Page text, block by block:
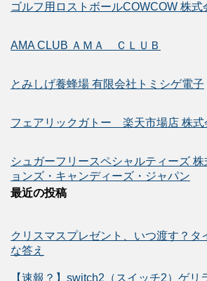
ゴルフ用ロストボールCOWCOW 株式
AMA CLUB ＡＭＡ ＣＬＵＢ
とみしげ養蜂場 有限会社トミシゲ電子
フェアリックガトー 楽天市場店 株式
シュガーフリースペシャルティーズ
ョンズ・キャンディーズ・ジャパン
最近の投稿
クリスマスプレゼント、いつ渡す？タ
な答え
【速報？】switch2（スイッチ2）ゲリ